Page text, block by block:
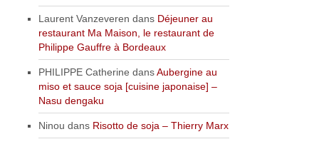
Laurent Vanzeveren dans Déjeuner au
restaurant Ma Maison, le restaurant de
Philippe Gauffre à Bordeaux
PHILIPPE Catherine dansAubergine au
miso et sauce soja [cuisine japonaise] –
Nasu dengaku
Ninou dans Risotto de soja – Thierry Marx